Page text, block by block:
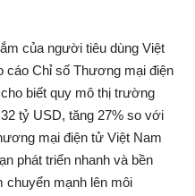
của người tiêu dùng Việt
cáo Chỉ số Thương mại điện
biết quy mô thị trường
tỷ USD, tăng 27% so với
mại điện tử Việt Nam
phát triển nhanh và bền
chuyển mạnh lên môi